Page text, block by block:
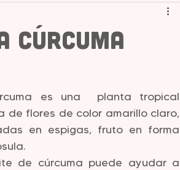
Cúrcuma
es una  planta tropical
de flores de color amarillo claro,
en espigas, fruto en forma
de cúrcuma puede ayudar a